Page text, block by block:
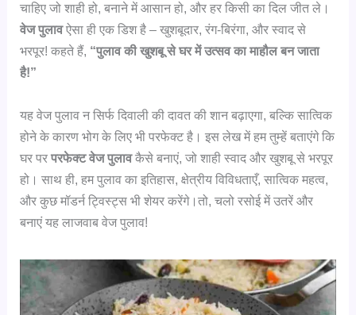
चाहिए जो शाही हो, बनाने में आसान हो, और हर किसी का दिल जीत ले।
वेज पुलावऐसा ही एक डिश है – खुशबूदार, रंग-बिरंगा, और स्वाद से
भरपूर! कहते हैं, “पुलाव की खुशबू से घर में उत्सव का माहौल बन जाता
है!”
यह वेज पुलाव न सिर्फ दिवाली की दावत की शान बढ़ाएगा, बल्कि सात्विक
होने के कारण भोग के लिए भी परफेक्ट है। इस लेख में हम तुम्हें बताएंगे कि
घर परपरफेक्ट वेज पुलावकैसे बनाएं, जो शाही स्वाद और खुशबू से भरपूर
हो। साथ ही, हम पुलाव का इतिहास, क्षेत्रीय विविधताएँ, सात्विक महत्व,
और कुछ मॉडर्न ट्विस्ट्स भी शेयर करेंगे।तो, चलो रसोई में उतरें और
बनाएं यह लाजवाब वेज पुलाव!